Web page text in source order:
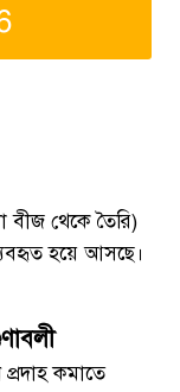
থেকে তৈরি)
ব্যবহৃত হয়ে আসছে।
কমাতে